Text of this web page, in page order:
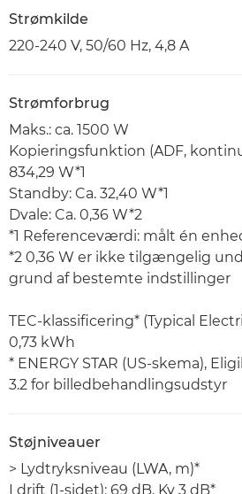
Strømkilde
220-240 V, 50/60 Hz, 4,8 A
Strømforbrug
Maks.: ca. 1500 W
Kopieringsfunktion (ADF,
834,29 W*1
Standby: Ca. 32,40 W*1
Dvale: Ca. 0,36 W*2
*1 Referenceværdi: målt én
*2 0,36 W er ikke tilgængelig
grund af bestemte indstillinger
TEC-klassificering* (Typical
0,73 kWh
* ENERGY STAR (US-skema),
3.2 for billedbehandlingsudstyr
Støjniveauer
> Lydtryksniveau (LWA, m)*
I drift (1-sidet): 69 dB, Kv 3 dB*